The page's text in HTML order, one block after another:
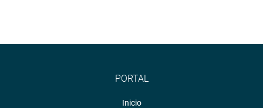
PORTAL
Inicio